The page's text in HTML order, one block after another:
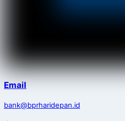
Email
bank@bprharidepan.id